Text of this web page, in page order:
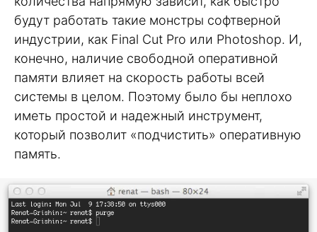
будут работать такие монстры софтверной
индустрии, как Final Cut Pro или Photoshop. И,
конечно, наличие свободной оперативной
памяти влияет на скорость работы всей
системы в целом. Поэтому было бы неплохо
иметь простой и надежный инструмент,
который позволит «подчистить» оперативную
память.